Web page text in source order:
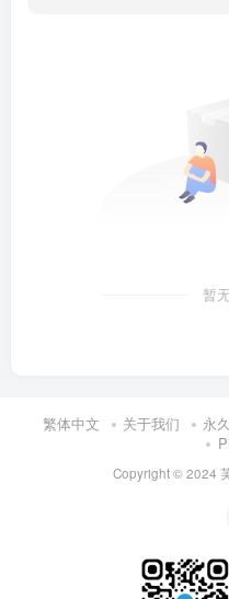
暂
繁体中文 关于我们 永
Copyright © 2024